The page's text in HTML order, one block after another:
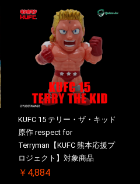
KUFC 15 テリー・ザ・キッド
原作 respect for
Terryman【KUFC 熊本応援プ
ロジェクト】対象商品
￥4,884